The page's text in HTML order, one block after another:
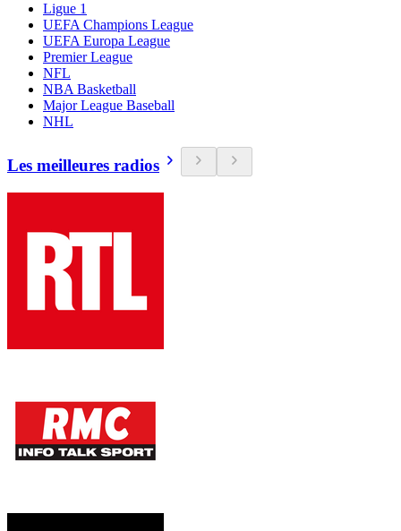
Ligue 1
UEFA Champions League
UEFA Europa League
Premier League
NFL
NBA Basketball
Major League Baseball
NHL
Les meilleures radios